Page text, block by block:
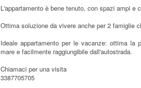
L'appartamento è bene tenuto, con spazi ampi e
Ottima soluzione da vivere anche per 2 famiglie
Ideale appartamento per le vacanze: ottima
mare e facilmente raggiungibile dall'autostrada.
Chiamaci per una visita
3387705705